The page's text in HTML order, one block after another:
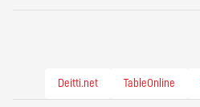
Deitti.net TableOnline